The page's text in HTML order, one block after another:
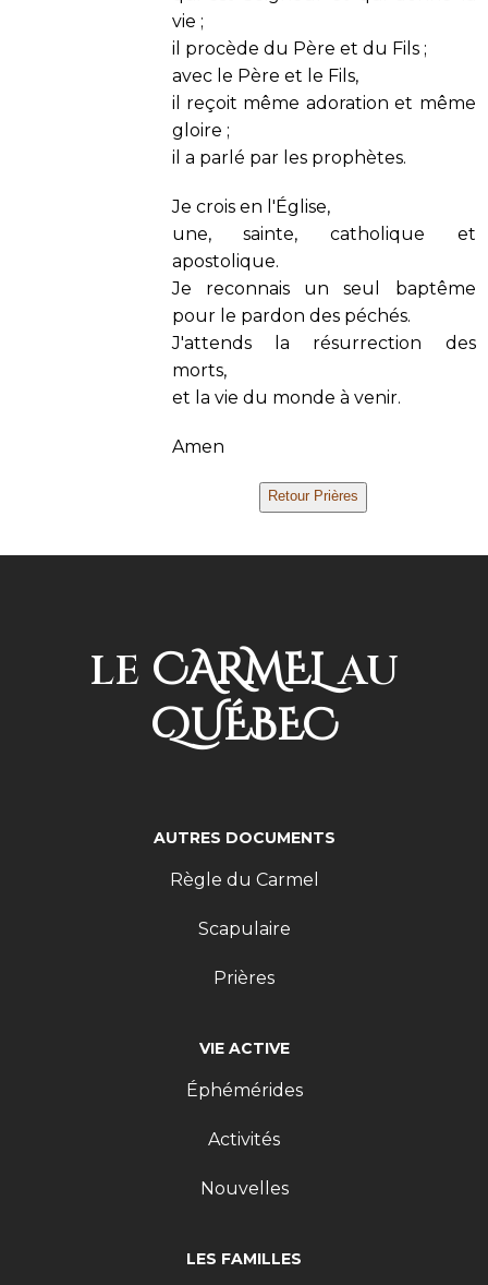
vie ;
il procède du Père et du Fils ;
avec le Père et le Fils,
il reçoit même adoration et même
gloire ;
il a parlé par les prophètes.
Je crois en l'Église,
une, sainte, catholique et
apostolique.
Je reconnais un seul baptême
pour le pardon des péchés.
J'attends la résurrection des
morts,
et la vie du monde à venir.
Amen
LE CARMELAU
QUÉBEC
LES FAMILLES
VIE ACTIVE
Éphémérides
Activités
Nouvelles
AUTRES DOCUMENTS
Règle du Carmel
Scapulaire
Prières